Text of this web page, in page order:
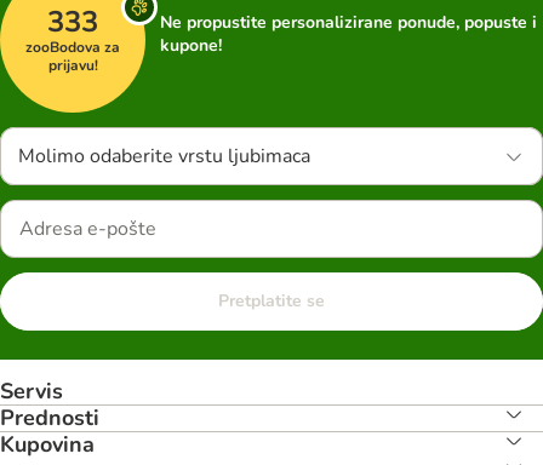
333
zooBodova za
prijavu!
Ne propustite personalizirane ponude, popuste i
kupone!
Molimo odaberite vrstu ljubimaca
Pretplatite se
Servis
Prednosti
Kupovina